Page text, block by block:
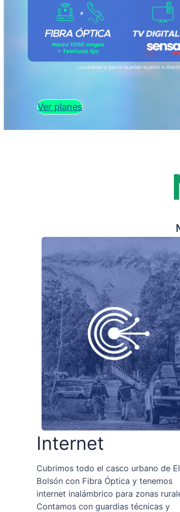
Ver planes
Internet
Cubrimos todo el casco urbano de El
Bolsón con Fibra Óptica y tenemos
internet inalámbrico para zonas
Contamos con guardias técnicas y